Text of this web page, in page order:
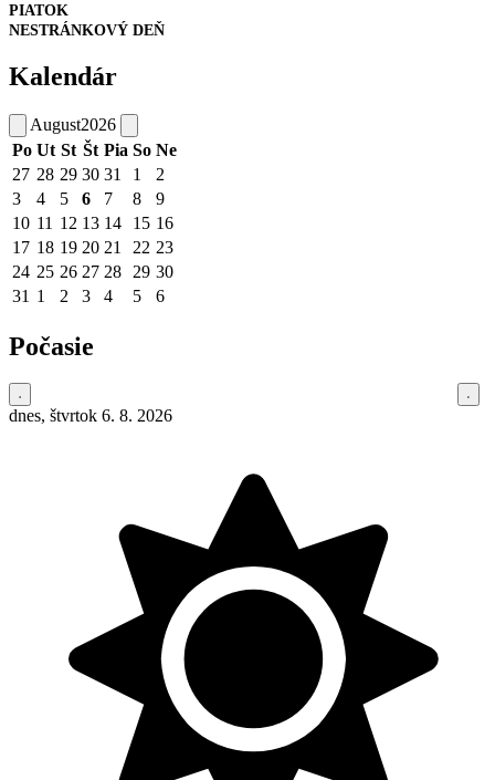
PIATOK
NESTRÁNKOVÝ DEŇ
Kalendár
August2026
Po Ut St Št Pia So Ne
27 28 29 30 31 1
2
3
4 5 6 7 8
9
10 11 12 13 14 15 16
17 18 19 20 21 22 23
24 25 26 27 28 29 30
31 1 2 3 4 5 6
Počasie
dnes, štvrtok 6. 8. 2026